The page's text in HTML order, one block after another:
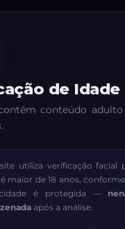
de Idade
conteúdo
utiliza verificação facial
maior de 18 anos,
é protegida —
após a análise.